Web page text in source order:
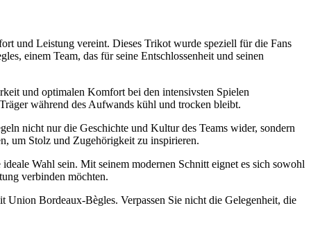
und Leistung vereint. Dieses Trikot wurde speziell für die Fans
einem Team, das für seine Entschlossenheit und seinen
und optimalen Komfort bei den intensivsten Spielen
während des Aufwands kühl und trocken bleibt.
nicht nur die Geschichte und Kultur des Teams wider, sondern
um Stolz und Zugehörigkeit zu inspirieren.
Wahl sein. Mit seinem modernen Schnitt eignet es sich sowohl
verbinden möchten.
Bordeaux-Bègles. Verpassen Sie nicht die Gelegenheit, die